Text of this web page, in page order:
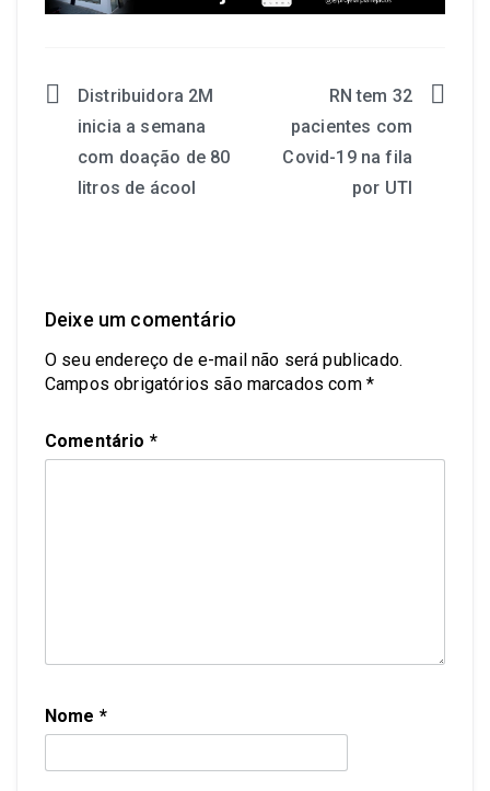
Distribuidora 2M
inicia a semana
com doação de 80
litros de ácool
RN tem 32
pacientes com
Covid-19 na fila
por UTI
Deixe um comentário
O seu endereço de e-mail não será publicado.
Campos obrigatórios são marcados com *
Comentário *
Nome *